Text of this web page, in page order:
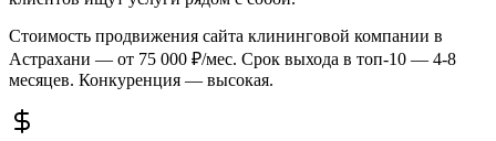
Стоимость продвижения сайта клининговой компании в
Астрахани — от 75 000 ₽/мес. Срок выхода в топ-10 — 4-8
месяцев. Конкуренция — высокая.